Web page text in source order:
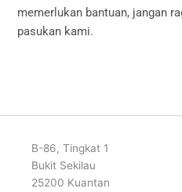
memerlukan bantuan, jangan
pasukan kami.
B-86, Tingkat 1
Bukit Sekilau
25200 Kuantan